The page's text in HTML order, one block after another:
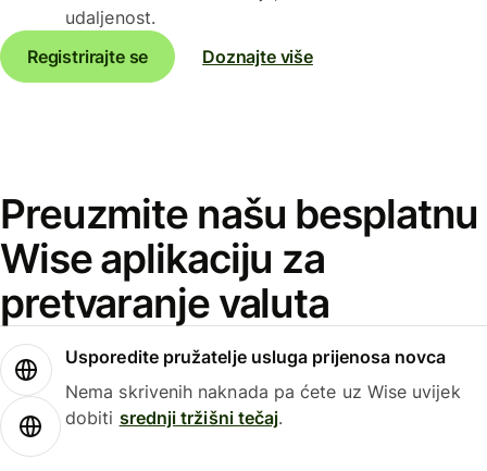
udaljenost.
Registrirajte se
Doznajte više
Preuzmite našu besplatnu
Wise aplikaciju za
pretvaranje valuta
Usporedite pružatelje usluga prijenosa novca
Nema skrivenih naknada pa ćete uz Wise uvijek
dobiti srednji tržišni tečaj.